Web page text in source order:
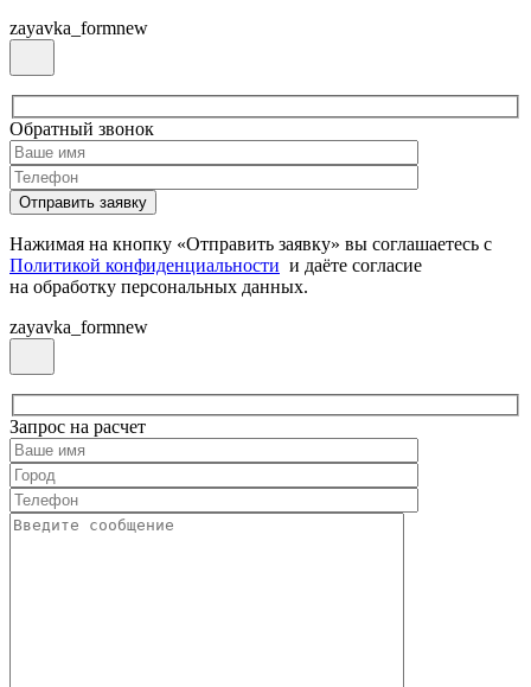
zayavka_formnew
Обратный звонок
Нажимая на кнопку «Отправить заявку» вы соглашаетесь с
Политикой конфиденциальности и даёте согласие
на обработку персональных данных.
zayavka_formnew
Запрос на расчет